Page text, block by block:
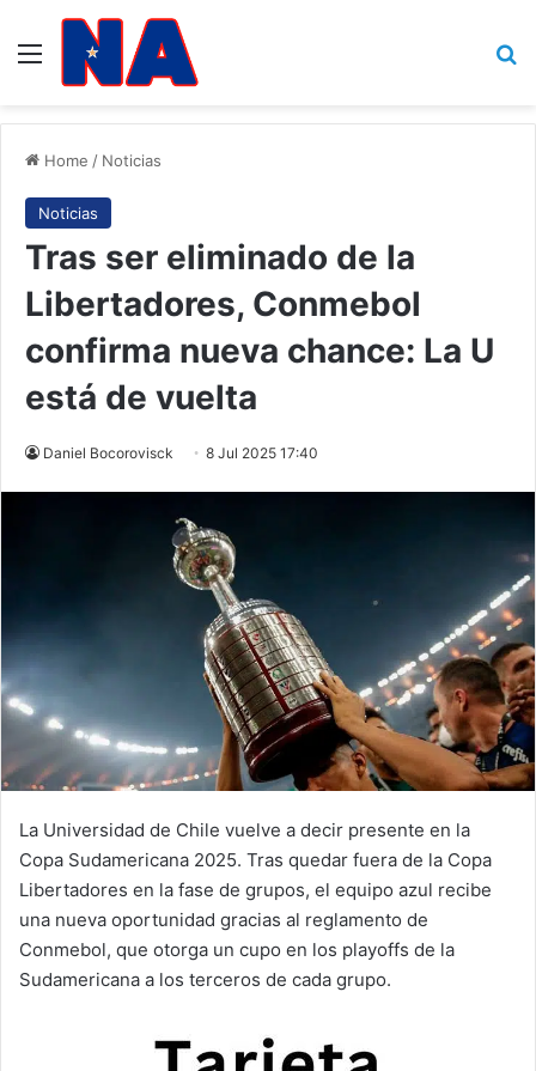
Menu
Home / Noticias
Noticias
Tras ser eliminado de la
Libertadores, Conmebol
confirma nueva chance: La U
está de vuelta
Daniel Bocorovisck 8 Jul 2025 17:40
La Universidad de Chile vuelve a decir presente en la
Copa Sudamericana 2025. Tras quedar fuera de la Copa
Libertadores en la fase de grupos, el equipo azul recibe
una nueva oportunidad gracias al reglamento de
Conmebol, que otorga un cupo en los playoffs de la
Sudamericana a los terceros de cada grupo.